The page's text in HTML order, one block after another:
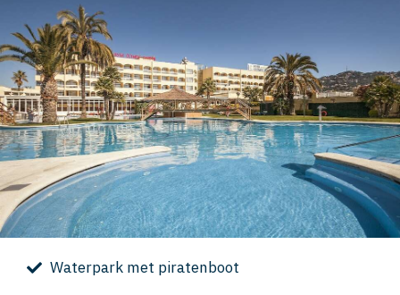
Waterpark met piratenboot